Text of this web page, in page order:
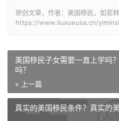
原创文章，作者：美国移民，如若
https://www.liuxueusa.cn/
美国移民子女需要一直上学吗
吗？
« 上一篇
真实的美国移民条件？真实的